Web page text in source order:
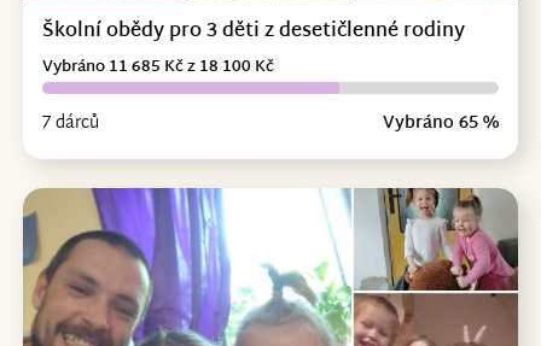
Školní obědy pro 3 děti z desetičlenné rodiny
7 dárců Vybráno 65 %
Vybráno 11 685 Kč z 18 100 Kč